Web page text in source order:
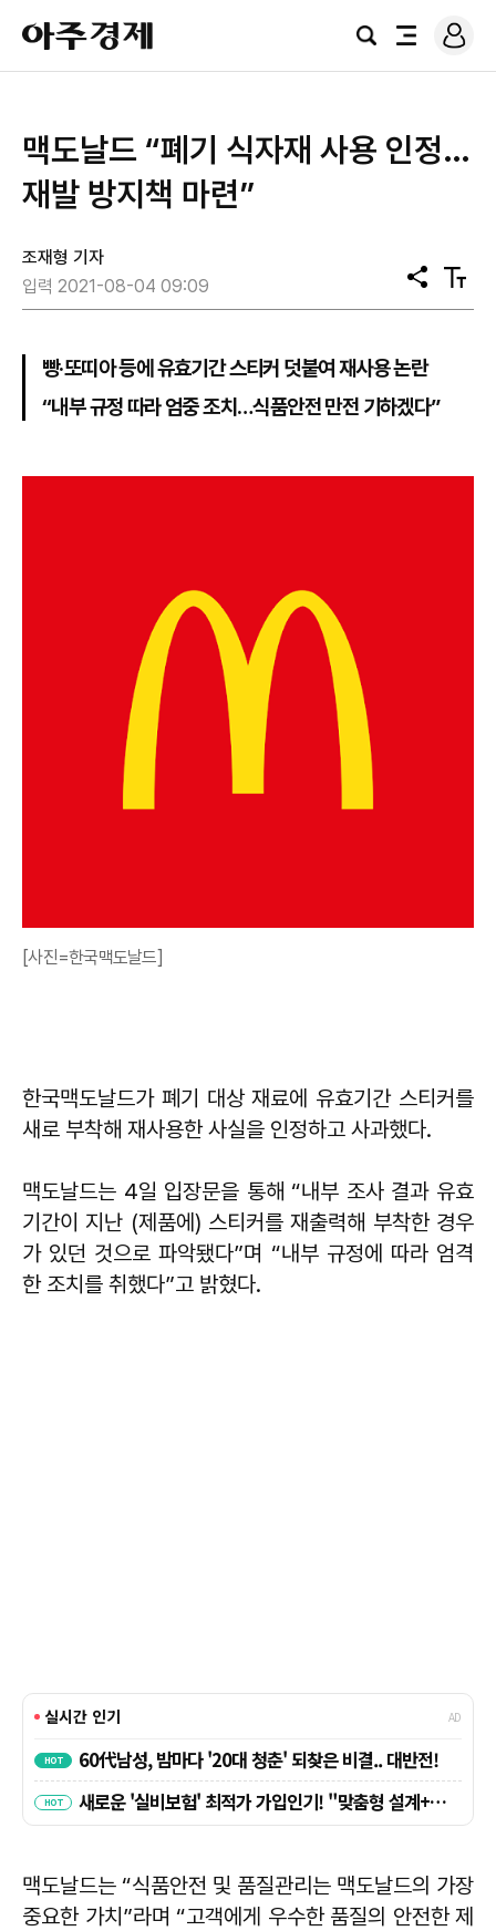
아
주
경
검
전
로
그
​맥도날드 “폐기 식자재 사용 인정…
재발 방지책 마련”
조재형 기자
입력 2021-08-04 09:09
공
유
텍
스
빵·또띠아 등에 유효기간 스티커 덧붙여 재사용 논란
“내부 규정 따라 엄중 조치…식품안전 만전 기하겠다”
[사진=한국맥도날드]
한국맥도날드가 폐기 대상 재료에 유효기간 스티커를
새로 부착해 재사용한 사실을 인정하고 사과했다.
맥도날드는 4일 입장문을 통해 “내부 조사 결과 유효
기간이 지난 (제품에) 스티커를 재출력해 부착한 경우
가 있던 것으로 파악됐다”며 “내부 규정에 따라 엄격
한 조치를 취했다”고 밝혔다.
맥도날드는 “식품안전 및 품질관리는 맥도날드의 가장
중요한 가치”라며 “고객에게 우수한 품질의 안전한 제